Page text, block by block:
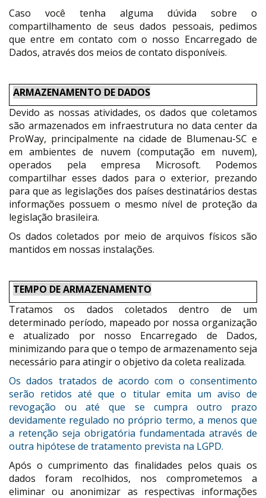
Caso você tenha alguma dúvida sobre o
compartilhamento de seus dados pessoais, pedimos
que entre em contato com o nosso Encarregado de
Dados, através dos meios de contato disponíveis.
ARMAZENAMENTO DE DADOS
Devido as nossas atividades, os dados que coletamos
são armazenados em infraestrutura no data center da
ProWay, principalmente na cidade de Blumenau-SC e
em ambientes de nuvem (computação em nuvem),
operados pela empresa Microsoft. Podemos
compartilhar esses dados para o exterior, prezando
para que as legislações dos países destinatários destas
informações possuem o mesmo nível de proteção da
legislação brasileira.
Os dados coletados por meio de arquivos físicos são
mantidos em nossas instalações.
TEMPO DE ARMAZENAMENTO
Tratamos os dados coletados dentro de um
determinado período, mapeado por nossa organização
e atualizado por nosso Encarregado de Dados,
minimizando para que o tempo de armazenamento seja
necessário para atingir o objetivo da coleta realizada.
Os dados tratados ​​de acordo com o consentimento
serão retidos até que o titular emita um aviso de
revogação ou até que se cumpra outro prazo
devidamente regulado no próprio termo, a menos que
a retenção seja obrigatória fundamentada através de
outra hipótese de tratamento prevista na LGPD.
Após o cumprimento das finalidades pelos quais os
dados foram recolhidos, nos comprometemos a
eliminar ou anonimizar as respectivas informações